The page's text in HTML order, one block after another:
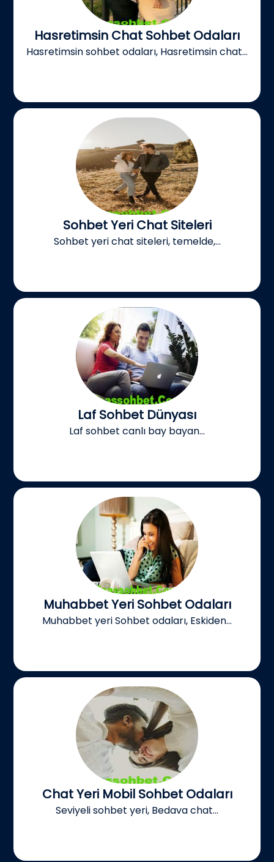
Hasretimsin Chat Sohbet Odaları
Hasretimsin sohbet odaları, Hasretimsin chat...
Sohbet Yeri Chat Siteleri
Sohbet yeri chat siteleri, temelde,...
Laf Sohbet Dünyası
Laf sohbet canlı bay bayan...
Muhabbet Yeri Sohbet Odaları
Muhabbet yeri Sohbet odaları, Eskiden...
Chat Yeri Mobil Sohbet Odaları
Seviyeli sohbet yeri, Bedava chat...